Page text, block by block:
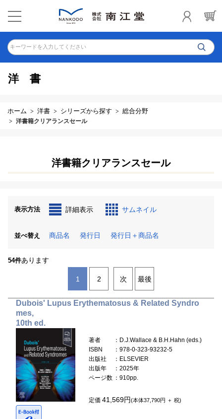
キーワードを入力してください
洋書
ホーム 洋書 シリーズから探す 総合分野
洋書籍クリアランスセール
洋書籍クリアランスセール
表示方法 詳細表示 サムネイル
並べ替え 商品名 発行日 発行日＋商品名
54件あります
1 2 次 最後
Dubois' Lupus Erythematosus & Related Syndro
mes,
10th ed.
著者
：D.J.Wallace & B.H.Hahn (eds.)
ISBN
：978-0-323-93232-5
出版社
：ELSEVIER
出版年
：2025年
ページ数 ：910pp.
定価41,569円(本体37,790円 ＋ 税)